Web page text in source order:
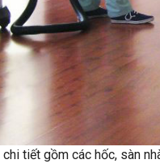
tiết gồm các hốc, sàn